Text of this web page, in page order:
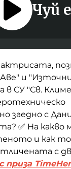
Чуй
актрисата,
и
в СУ "Св.
заедно с
✅ На какво
и как
с